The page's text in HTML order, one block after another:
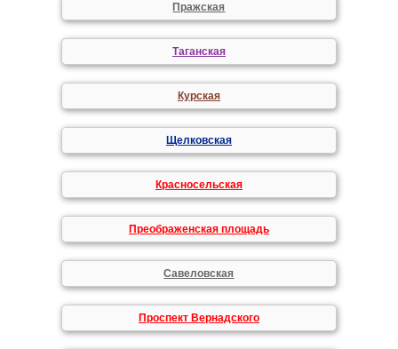
Пражская
Таганская
Курская
Щелковская
Красносельская
Преображенская площадь
Савеловская
Проспект Вернадского